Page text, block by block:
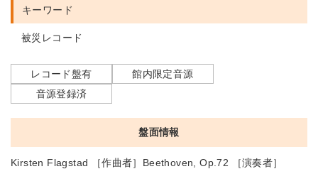
盤面情報
Kirsten Flagstad ［作曲者］Beethoven, Op.72 ［演奏者］
キーワード
被災レコード
レコード盤有
館内限定音源
音源登録済